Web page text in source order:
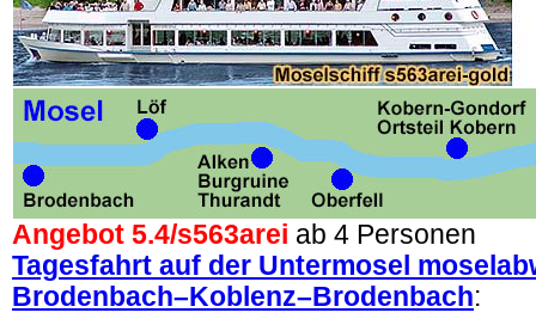
Angebot 5.4/s563arei ab 4 Personen
Tagesfahrt auf der Untermosel
Brodenbach–Koblenz–Brodenbach: